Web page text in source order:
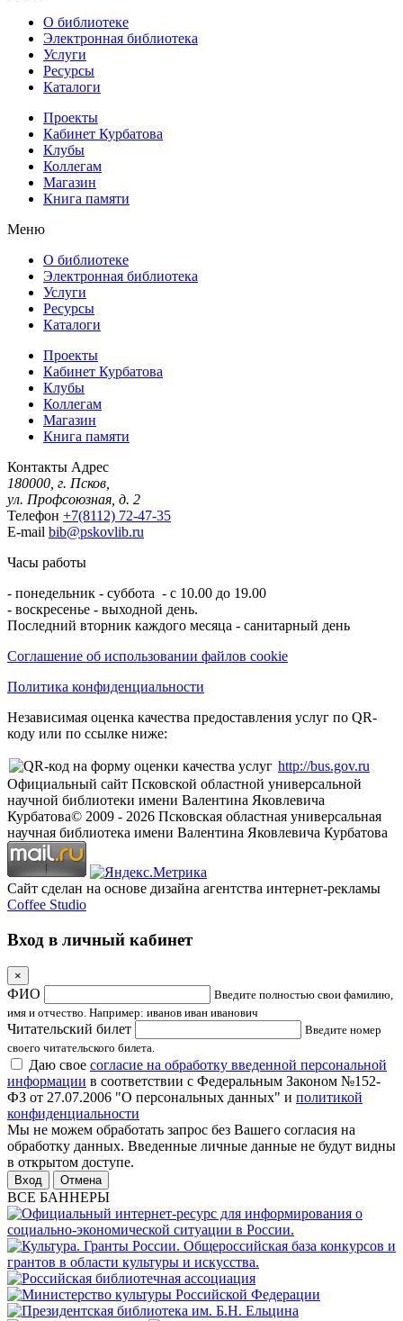
О библиотеке
Электронная библиотека
Услуги
Ресурсы
Каталоги
Проекты
Кабинет Курбатова
Клубы
Коллегам
Магазин
Книга памяти
Меню
О библиотеке
Электронная библиотека
Услуги
Ресурсы
Каталоги
Проекты
Кабинет Курбатова
Клубы
Коллегам
Магазин
Книга памяти
Контакты Адрес
180000, г. Псков,
ул. Профсоюзная, д. 2
Телефон +7(8112) 72-47-35
E-mail bib@pskovlib.ru
Часы работы
- понедельник - суббота - с 10.00 до 19.00
- воскресенье - выходной день.
Последний вторник каждого месяца - санитарный день
Соглашение об использовании файлов cookie
Политика конфиденциальности
Независимая оценка качества предоставления услуг по QR-
коду или по ссылке ниже:
http://bus.gov.ru
Официальный сайт Псковской областной универсальной
научной библиотеки имени Валентина Яковлевича
Курбатова© 2009 - 2026 Псковская областная универсальная
научная библиотека имени Валентина Яковлевича Курбатова
Сайт сделан на основе дизайна агентства интернет-рекламы
Coffee Studio
Вход в личный кабинет
×
ФИО
Введите полностью свои фамилию,
имя и отчество. Например: иванов иван иванович
Читательский билет
Введите номер
своего читательского билета.
Даю свое согласие на обработку введенной персональной
информации в соответствии с Федеральным Законом №152-
ФЗ от 27.07.2006 "О персональных данных" и политикой
конфиденциальности
Мы не можем обработать запрос без Вашего согласия на
обработку данных. Введенные личные данные не будут видны
в открытом доступе.
Отмена
ВСЕ БАННЕРЫ